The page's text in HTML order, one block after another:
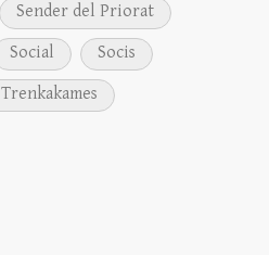
Sender del Priorat
Social
Socis
Trenkakames